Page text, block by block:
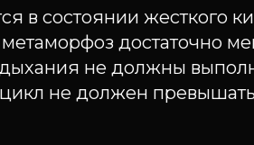
в состоянии жесткого
достаточно
не должны
не должен